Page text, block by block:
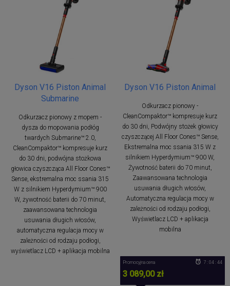
Dyson V16 Piston Animal
Submarine
Odkurzacz pionowy z mopem -
dysza do mopowania podłóg
twardych Submarine™ 2.0,
CleanCompaktor™ kompresuje kurz
do 30 dni, podwójna stożkowa
głowica czyszcząca All Floor Cones™
Sense, ekstremalna moc ssania 315
W z silnikiem Hyperdymium™ 900
W, żywotność baterii do 70 minut,
zaawansowana technologia
usuwania długich włosów,
automatyczna regulacja mocy w
zależności od rodzaju podłogi,
wyświetlacz LCD + aplikacja mobilna
Dyson V16 Piston Animal
Odkurzacz pionowy -
CleanCompaktor™ kompresuje kurz
do 30 dni, Podwójny stożek głowicy
czyszczącej All Floor Cones™ Sense,
Ekstremalna moc ssania 315 W z
silnikiem Hyperdymium™ 900 W,
Żywotność baterii do 70 minut,
Zaawansowana technologia
usuwania długich włosów,
Automatyczna regulacja mocy w
zależności od rodzaju podłogi,
Wyświetlacz LCD + aplikacja
mobilna
Promocyjna cena
3 089,00 zł
7 : 04 : 43